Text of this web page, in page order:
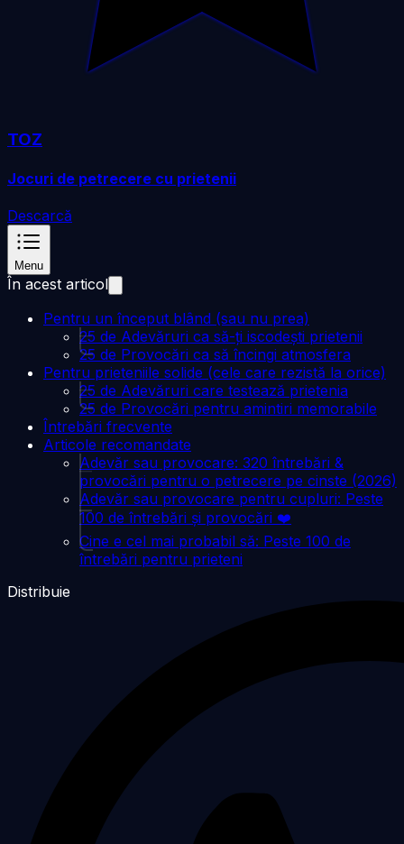
TOZ
Jocuri de petrecere cu prietenii
Descarcă
Menu
În acest articol
Pentru un început blând (sau nu prea)
25 de Adevăruri ca să-ți iscodești prietenii
25 de Provocări ca să încingi atmosfera
Pentru prieteniile solide (cele care rezistă la orice)
25 de Adevăruri care testează prietenia
25 de Provocări pentru amintiri memorabile
Întrebări frecvente
Articole recomandate
Adevăr sau provocare: 320 întrebări &
provocări pentru o petrecere pe cinste (2026)
Adevăr sau provocare pentru cupluri: Peste
100 de întrebări și provocări ❤️
Cine e cel mai probabil să: Peste 100 de
întrebări pentru prieteni
Distribuie